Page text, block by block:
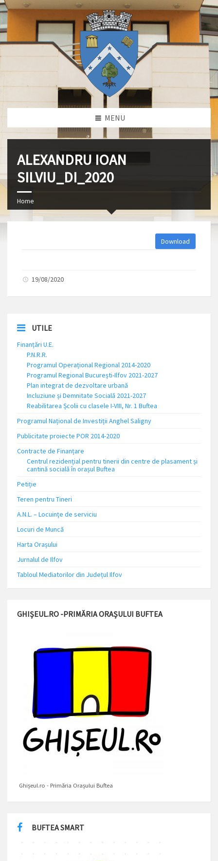
MENU
ALEXANDRU IOAN
SILVIU_DI_2020
Home
Download
19/08/2020
UTILE
Finanțări U.E.
P.N.R.R.
Programul Operațional Regional 2014-2020
Programul Regional București-Ilfov 2021-2027
Plan integrat de dezvoltare urbană
Incluziune și Demnitate Socială 2021-2027
Reabilitarea Școlii cu clasele I-VIII, Nr. 1 Buftea
Programul Național de Investiții Anghel Saligny
Publicitate proiecte POR 2014-2020
Contracte de Finanțare
Centrul rezidențial pentru tinerii din centre de plasament și
cantină socială în orașul Buftea
Petiție
Teren pentru Tineri
A.N.L. – Locuinţe de serviciu
Locuri de Muncă
Harta Orașului
Jurnalul de Ilfov
Tabloul Mediatorilor din Județul Ilfov
GHIȘEUL.RO -PRIMĂRIA ORAȘULUI BUFTEA
Ghișeul.ro - Primăria Orașului Buftea
BUFTEA SMART